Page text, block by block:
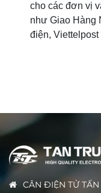
cho các đơn vị
như Giao Hàng
điện, Viettelpost
CÂN ĐIỆN TỬ TẤN